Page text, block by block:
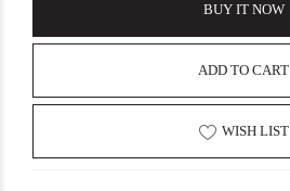
BUY IT NOW
ADD TO CART
WISH LIST